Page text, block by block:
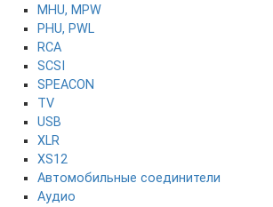
MHU, MPW
PHU, PWL
RCA
SCSI
SPEACON
TV
USB
XLR
XS12
Автомобильные соединители
Аудио